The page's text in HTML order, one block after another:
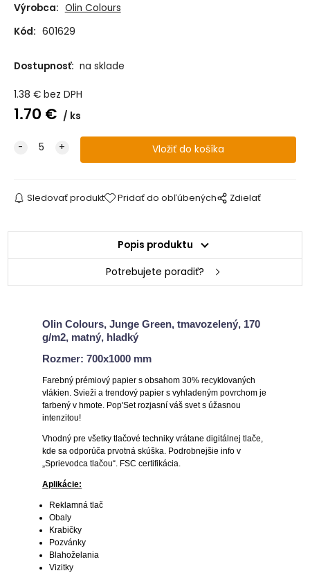
Výrobca: Olin Colours
Kód: 601629
Dostupnosť: na sklade
1.38 € bez DPH
1.70 € ks
Sledovať produkt Pridať do obľúbených Zdielať
Popis produktu
Potrebujete poradiť?
Olin Colours, Junge Green, tmavozelený, 170
g/m2, matný, hladký
Rozmer: 700x1000 mm
Farebný prémiový papier s obsahom 30% recyklovaných
vlákien. Svieži a trendový papier s vyhladeným povrchom je
farbený v hmote. Pop'Set rozjasní váš svet s úžasnou
intenzitou!
Vhodný pre všetky tlačové techniky vrátane digitálnej tlače,
kde sa odporúča prvotná skúška. Podrobnejšie info v
„Sprievodca tlačou“. FSC certifikácia.
Aplikácie:
Reklamná tlač
Obaly
Krabičky
Pozvánky
Blahoželania
Vizitky